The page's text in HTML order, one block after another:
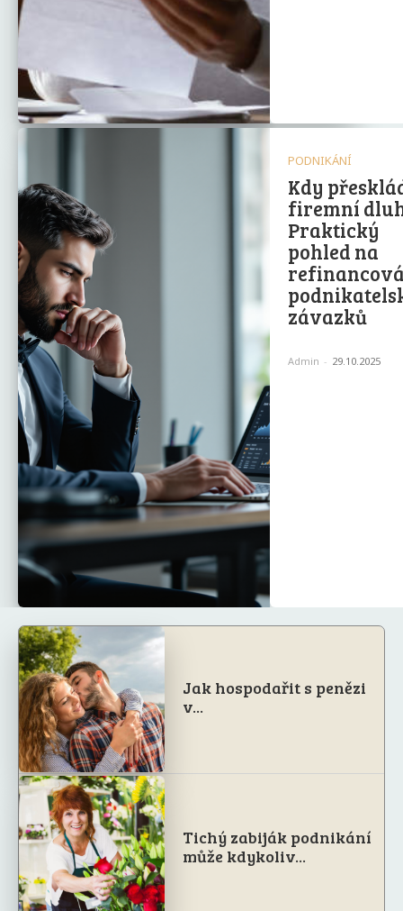
PODNIKÁNÍ
Kdy
firemní
Praktický
pohled na
závazků
Admin - 29.10.2025
Jak hospodařit s penězi
v...
Tichý zabiják podnikání
může kdykoliv...